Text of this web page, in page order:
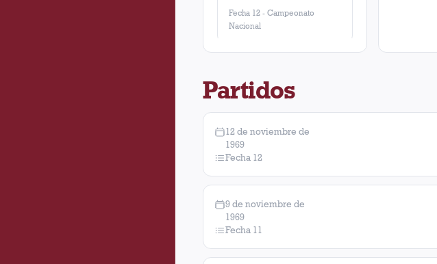
Fecha 12 - Campeonato
Nacional
Partidos
12 de noviembre de
1969
Fecha 12
9 de noviembre de
1969
Fecha 11